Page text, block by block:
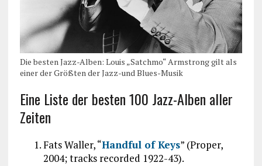
Die besten Jazz-Alben: Louis „Satchmo“ Armstrong gilt als
einer der Größten der Jazz-und Blues-Musik
Eine Liste der besten 100 Jazz-Alben aller
Zeiten
Fats Waller, “Handful of Keys” (Proper,
2004; tracks recorded 1922-43).